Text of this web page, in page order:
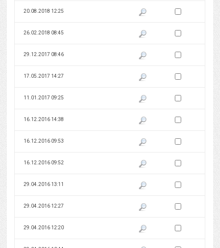
20.08.2018 12:25 Pokaż podgląd wersji z dnia
Zaznacz wersję do
26.02.2018 08:45 Pokaż podgląd wersji z dnia
Zaznacz wersję do
29.12.2017 08:46 Pokaż podgląd wersji z dnia
Zaznacz wersję do
17.05.2017 14:27 Pokaż podgląd wersji z dnia
Zaznacz wersję do
11.01.2017 09:25 Pokaż podgląd wersji z dnia
Zaznacz wersję do
16.12.2016 14:38 Pokaż podgląd wersji z dnia
Zaznacz wersję do
16.12.2016 09:53 Pokaż podgląd wersji z dnia
Zaznacz wersję do
16.12.2016 09:52 Pokaż podgląd wersji z dnia
Zaznacz wersję do
29.04.2016 13:11 Pokaż podgląd wersji z dnia
Zaznacz wersję do
29.04.2016 12:27 Pokaż podgląd wersji z dnia
Zaznacz wersję do
29.04.2016 12:20 Pokaż podgląd wersji z dnia
Zaznacz wersję do